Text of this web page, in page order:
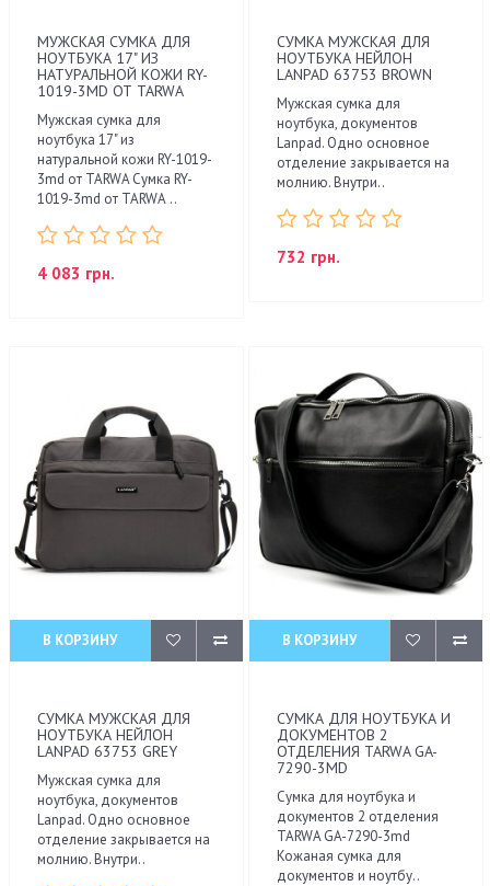
МУЖСКАЯ СУМКА ДЛЯ
НОУТБУКА 17" ИЗ
НАТУРАЛЬНОЙ КОЖИ RY-
1019-3MD ОТ TARWA
Мужская сумка для
ноутбука 17" из
натуральной кожи RY-1019-
3md от TARWA Сумка RY-
1019-3md от TARWА ..
4 083 грн.
СУМКА МУЖСКАЯ ДЛЯ
НОУТБУКА НЕЙЛОН
LANPAD 63753 BROWN
Мужская сумка для
ноутбука, документов
Lanpad. Одно основное
отделение закрывается на
молнию. Внутри..
732 грн.
В КОРЗИНУ
СУМКА МУЖСКАЯ ДЛЯ
НОУТБУКА НЕЙЛОН
LANPAD 63753 GREY
Мужская сумка для
ноутбука, документов
Lanpad. Одно основное
отделение закрывается на
молнию. Внутри..
В КОРЗИНУ
СУМКА ДЛЯ НОУТБУКА И
ДОКУМЕНТОВ 2
ОТДЕЛЕНИЯ TARWA GA-
7290-3MD
Сумка для ноутбука и
документов 2 отделения
TARWA GA-7290-3md
Кожаная сумка для
документов и ноутбу..